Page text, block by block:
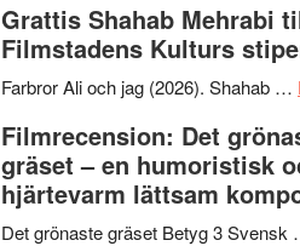
samarbeten
I
–
Grattis Shahab Mehrabi
Filmstadens Kulturs
Farbror Ali och jag (2026). Shahab …
Filmrecension: Det
gräset – en humoristisk
hjärtevarm lättsam
Det grönaste gräset Betyg 3 Svensk